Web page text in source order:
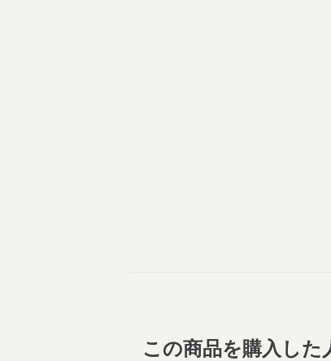
この商品を購入した